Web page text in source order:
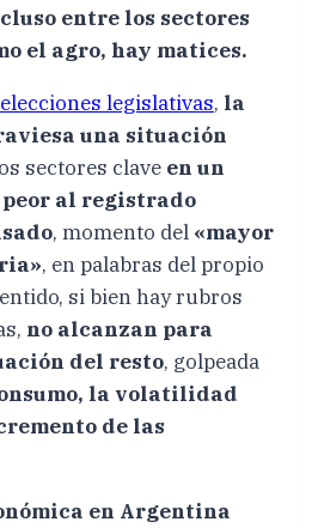
entre los sectores
el agro, hay matices.
legislativas, la
una situación
sectores clave en un
al registrado
, momento del «mayor
, en palabras del propio
si bien hay rubros
no alcanzan para
del resto, golpeada
la volatilidad
de las
en Argentina